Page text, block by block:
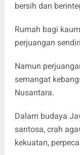
bersih dan
Rumah bagi
perjuangan
Namun
semangat
Nusantara.
Dalam budaya
santosa, crah
kekuatan,